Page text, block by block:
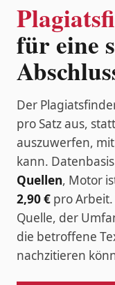
für eine
Der
pro Satz aus,
auszuwerfen,
kann.
Quellen, Motor
2,90 € pro
Quelle, der
die betroffene
nachzitieren